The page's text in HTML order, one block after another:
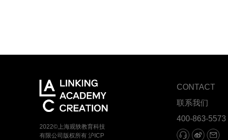
2022©上海观轶教育科技
有限公司版权所有 沪ICP
CONTACT
联系我们
400-863-5573